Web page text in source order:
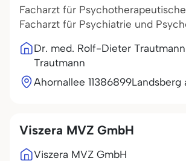
Facharzt für
Facharzt für Psychiatrie und
Dr. med. Rolf-Dieter
Trautmann
Ahornallee 11386899Landsberg
Viszera MVZ GmbH
Viszera MVZ GmbH